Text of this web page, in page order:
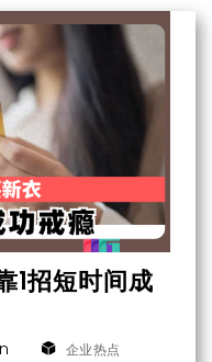
1招短时间成
企业热点